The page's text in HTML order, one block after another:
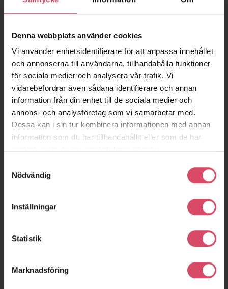
Denna webbplats använder cookies
Vi använder enhetsidentifierare för att anpassa innehållet
och annonserna till användarna, tillhandahålla funktioner
för sociala medier och analysera vår trafik. Vi
vidarebefordrar även sådana identifierare och annan
information från din enhet till de sociala medier och
annons- och analysföretag som vi samarbetar med.
Dessa kan i sin tur kombinera informationen med annan
information som du har tillhandahållit eller som de har
Nödvändig
Inställningar
Statistik
Marknadsföring